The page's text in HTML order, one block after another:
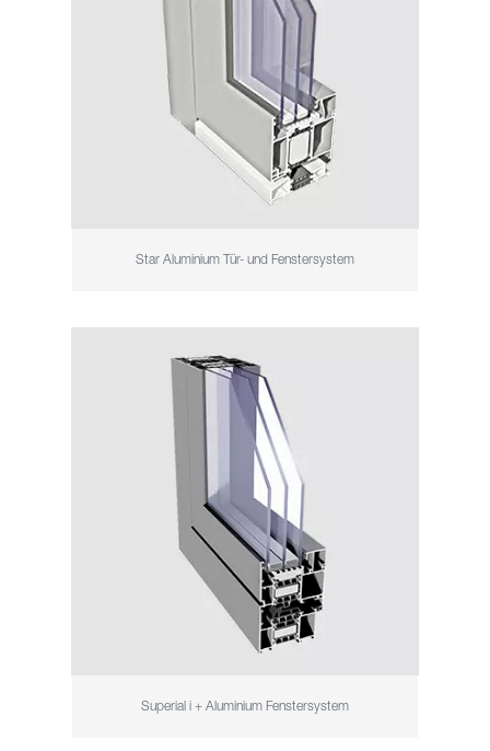
Star Aluminium Tür- und Fenstersystem
Superial i + Aluminium Fenstersystem